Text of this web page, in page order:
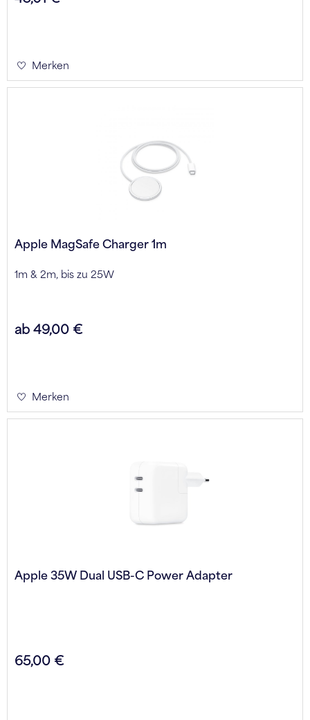
Merken
Apple MagSafe Charger 1m
1m & 2m, bis zu 25W
ab 49,00 €
Merken
Apple 35W Dual USB-C Power Adapter
65,00 €